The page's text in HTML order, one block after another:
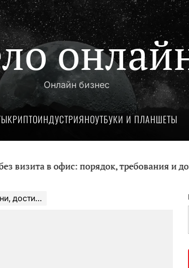
Онлайн бизнес
КРИПТОИНДУСТРИЯНОУТБУКИ И ПЛАНШЕТЫ
в офис: порядок, требования и
события